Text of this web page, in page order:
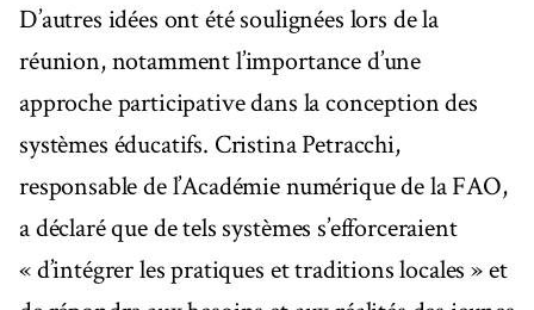
D’autres idées ont été soulignées lors de la
réunion, notamment l’importance d’une
approche participative dans la conception des
systèmes éducatifs. Cristina Petracchi,
responsable de l’Académie numérique de la FAO,
a déclaré que de tels systèmes s’efforceraient
« d’intégrer les pratiques et traditions locales » et